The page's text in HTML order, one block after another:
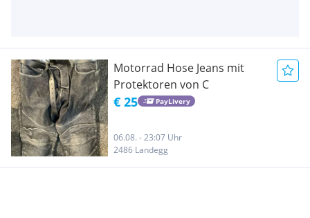
Motorrad Hose Jeans mit
Protektoren von C
€ 25 PayLivery
06.08. - 23:07 Uhr
2486 Landegg